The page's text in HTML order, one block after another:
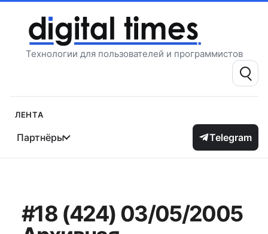
содержимому
Технологии для пользователей и программистов
Поиск:
Лента
Партнёры Telegram
#18 (424) 03/05/2005